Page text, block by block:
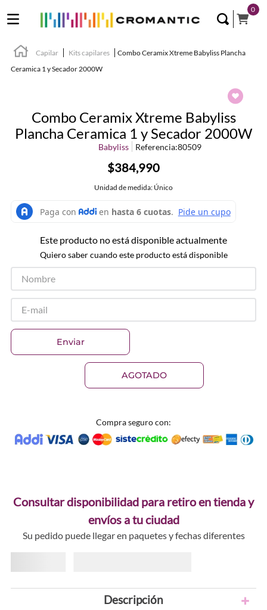
0
Capilar Kits capilares
Combo Ceramix Xtreme Babyliss Plancha
Ceramica 1 y Secador 2000W
Combo Ceramix Xtreme Babyliss
Plancha Ceramica 1 y Secador 2000W
Babyliss Referencia:80509
$384,990
Unidad de medida: Único
Este producto no está disponible actualmente
Quiero saber cuando este producto está disponible
Enviar
AGOTADO
Compra seguro con:
Consultar disponibilidad para retiro en tienda y
envíos a tu ciudad
Su pedido puede llegar en paquetes y fechas diferentes
Descripción